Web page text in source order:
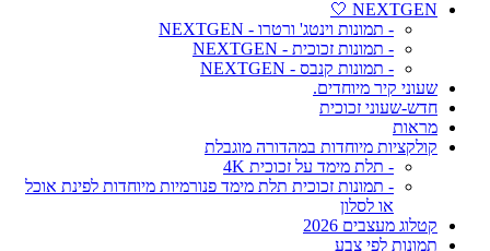
NEXTGEN 🤍
- תמונות וינטג' ורטרו - NEXTGEN
- תמונות זכוכית - NEXTGEN
- תמונות קנבס - NEXTGEN
שעוני קיר מיוחדים.
חדש-שעוני זכוכית
מראות
קולקציות מיוחדות במהדורה מוגבלת
- תלת מימד על זכוכית 4K
- תמונות זכוכית תלת מימד פנורמיות מיוחדות לפינת אוכל
או לסלון
קטלוג מעצבים 2026
תמונות לפי צבע